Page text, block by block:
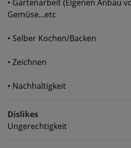
• Gartenarbeit (Eigenen Anbau
Gemüse...etc
• Selber Kochen/Backen
• Zeichnen
• Nachhaltigkeit
Dislikes
Ungerechtigkeit